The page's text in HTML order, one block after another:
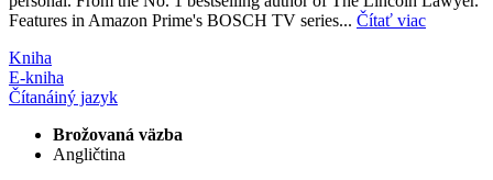
Features in Amazon Prime's BOSCH TV series... Čítať viac
Kniha
E-kniha
Čítanáiný jazyk
Brožovaná väzba
Angličtina